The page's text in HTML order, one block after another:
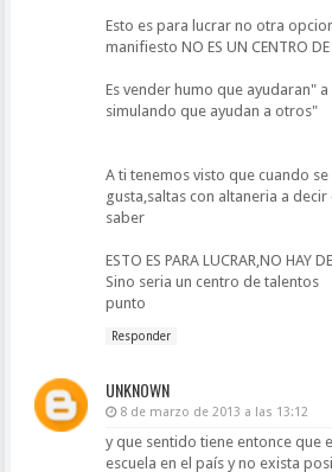
Esto es para lucrar no otra
manifiesto NO ES UN CENTRO DE
Es vender humo que ayudaran"
simulando que ayudan a otros"
A ti tenemos visto que cuando
gusta,saltas con altaneria a
saber
ESTO ES PARA LUCRAR,NO HAY
Sino seria un centro de talentos
punto
Responder
UNKNOWN
8 de marzo de 2013 a las 13:12
y que sentido tiene entonce que
escuela en el país y no exista